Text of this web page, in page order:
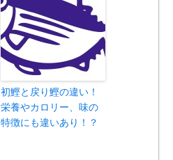
初鰹と戻り鰹の違い！
栄養やカロリー、味の
特徴にも違いあり！？